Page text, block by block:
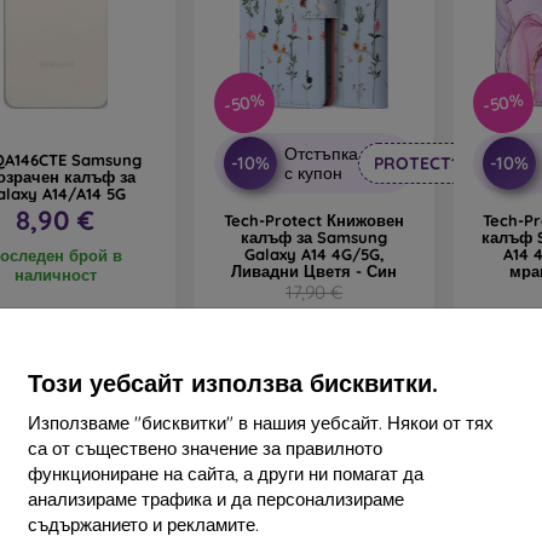
Този уебсайт използва бисквитки.
Използваме "бисквитки" в нашия уебсайт. Някои от тях
са от съществено значение за правилното
функциониране на сайта, а други ни помагат да
анализираме трафика и да персонализираме
съдържанието и рекламите.
Samsung
калъф за
A14/A14 5G
8,90 €
брой в
наличност
-50%
-10%
Отстъпка
с купон
PROTECT10
Tech-Protect Книжовен
калъф за Samsung
Galaxy A14 4G/5G,
Ливадни Цветя - Син
17,90 €
наличност
-50%
-10%
Tech-
калъф
A14
В